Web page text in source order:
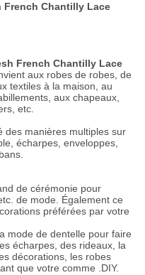
French Chantilly Lace
French Chantilly Lace
aux robes de robes, de
textiles à la maison, au
aux chapeaux,
etc.
des manières multiples sur
écharpes, enveloppes,
de cérémonie pour
de mode. Également ce
préférées par votre
mode de dentelle pour faire
écharpes, des rideaux, la
décorations, les robes
que votre comme .DIY.